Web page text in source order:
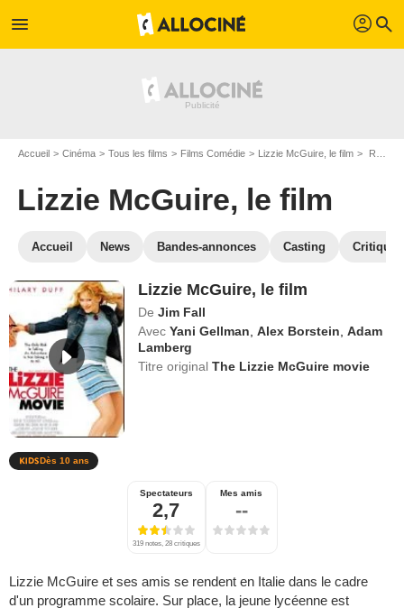
menu profil search
Accueil Cinéma Tous les films Films Comédie Lizzie McGuire, le film Regarder Lizzie McGuire, le film en SVOD
Lizzie McGuire, le film
Accueil News Bandes-annonces Casting
Lizzie McGuire, le film
De Jim Fall
Avec Yani Gellman ,Alex Borstein ,Adam
Lamberg
Titre originalThe Lizzie McGuire movie
Dès 10 ans
Spectateurs
2,7
319 notes, 28 critiques
Mes amis
--
Lizzie McGuire et ses amis se rendent en Italie dans le cadre
d'un programme scolaire. Sur place, la jeune lycéenne est